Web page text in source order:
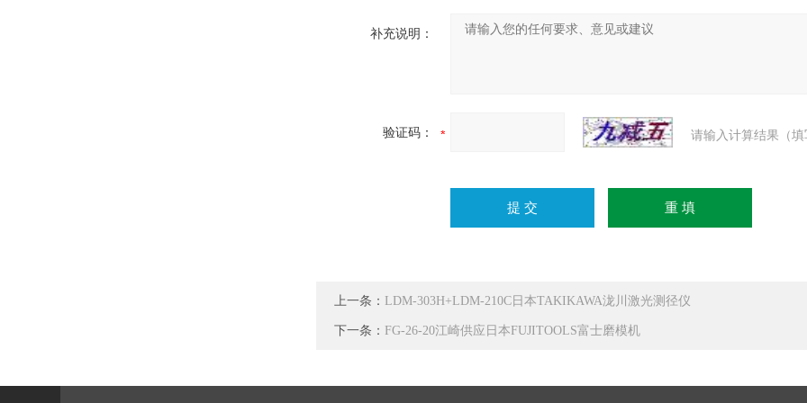
补充说明：
验证码： 请输入计算结果（
上一条： LDM-303H+LDM-210C日本TAKIKAWA泷川激光测径仪
下一条： FG-26-20江崎供应日本FUJITOOLS富士磨模机